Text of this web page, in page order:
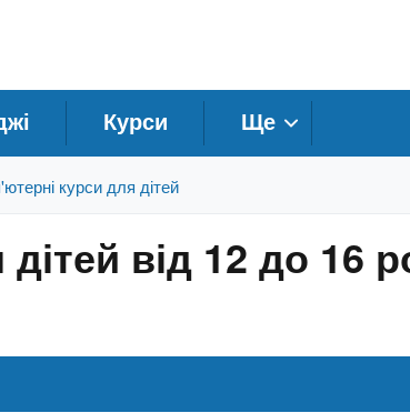
Курси Ще
курси для дітей
від 12 до 16